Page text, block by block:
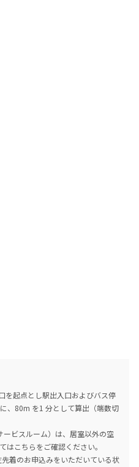
を起点とし駅出入口およびバス停
、80m を1 分として算出（端数切
ービスルーム）は、居室以外の空
はこちらをご確認ください。
先着のお申込みをいただいている状